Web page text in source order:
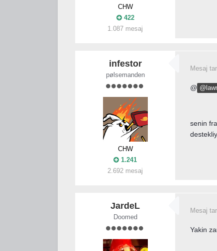
CHW
422
1.087 mesaj
infestor
pølsemanden
CHW
1.241
2.692 mesaj
Mesaj
@
senin
JardeL
Doomed
Mesaj
Yakin